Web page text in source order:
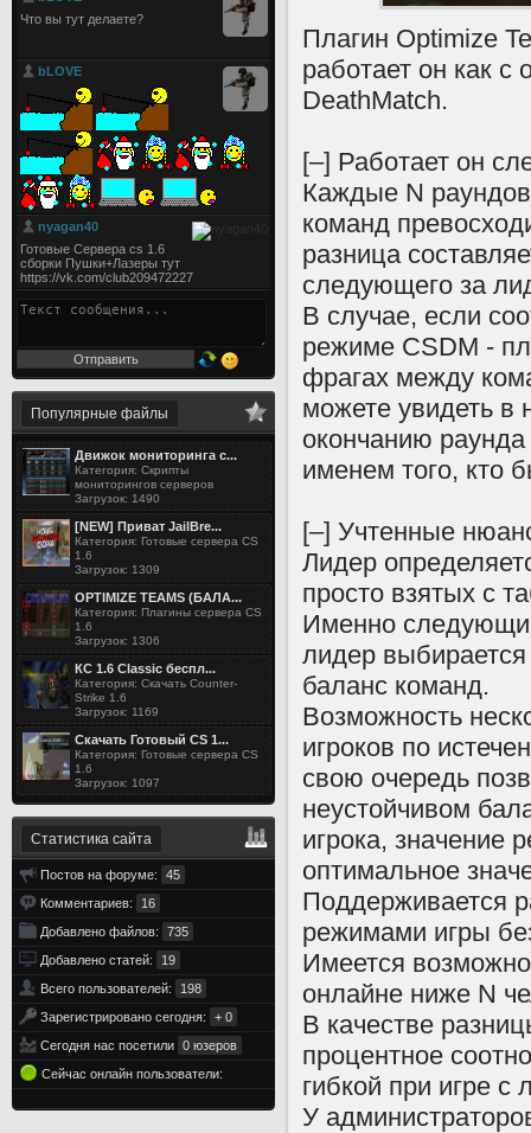
Популярные файлы
Движок мониторинга с...
Категория: Скрипты
мониторингов серверов
Загрузок: 1490
[NEW] Приват JailBre...
Категория: Готовые сервера CS
1.6
Загрузок: 1309
OPTIMIZE TEAMS (БАЛА...
Категория: Плагины сервера CS
1.6
Загрузок: 1306
КС 1.6 Classic беспл...
Категория: Скачать Counter-
Strike 1.6
Загрузок: 1169
Скачать Готовый CS 1...
Категория: Готовые сервера CS
1.6
Загрузок: 1097
Статистика сайта
Постов на форуме:
45
Комментариев:
16
Добавлено файлов:
735
Добавлено статей:
19
Всего пользователей:
198
Зарегистрировано сегодня:
+ 0
Сегодня нас посетили 0 юзеров
Сейчас онлайн пользователи:
Плагин Optimize
работает он как
DeathMatch.
[–] Работает он
Каждые N раундов
команд
разница
следующего за
В случае, если
режиме CSDM -
фрагах между
можете увидеть в
окончанию
именем того, кто
[–] Учтенные
Лидер
просто взятых с
Именно
лидер
баланс команд.
Возможность
игроков по
свою очередь
неустойчивом
игрока, значение
оптимальное
Поддерживается
режимами игры
Имеется
онлайне ниже N
В качестве
процентное
гибкой при игре
У